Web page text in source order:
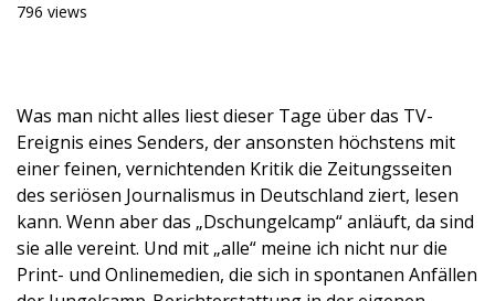
796 views
Was man nicht alles liest dieser Tage über das TV-
Ereignis eines Senders, der ansonsten höchstens mit
einer feinen, vernichtenden Kritik die Zeitungsseiten
des seriösen Journalismus in Deutschland ziert, lesen
kann. Wenn aber das „Dschungelcamp“ anläuft, da sind
sie alle vereint. Und mit „alle“ meine ich nicht nur die
Print- und Onlinemedien, die sich in spontanen Anfällen